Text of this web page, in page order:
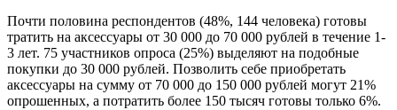
Почти половина респондентов (48%, 144 человека) готовы
тратить на аксессуары от 30 000 до 70 000 рублей в течение 1-
3 лет. 75 участников опроса (25%) выделяют на подобные
покупки до 30 000 рублей. Позволить себе приобретать
аксессуары на сумму от 70 000 до 150 000 рублей могут 21%
опрошенных, а потратить более 150 тысяч готовы только 6%.